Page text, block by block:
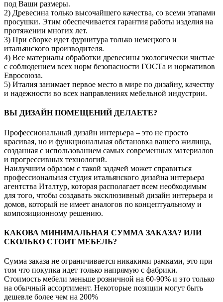
под Ваши размеры.
2) Древесина только высочайшего качества, со всеми этапами
просушки. Этим обеспечивается гарантия работы изделия на
протяжении многих лет.
3) При сборке идет фурнитура только немецкого и
итальянского производителя.
4) Все материалы обработки древесины экологически чистые
с соблюдением всех норм безопасности ГОСТа и нормативов
Евросоюза.
5) Италия занимает первое место в мире по дизайну, качеству
и надежности во всех направлениях мебельной индустрии.
ВЫ ДИЗАЙН ПОМЕЩЕНИЙ ДЕЛАЕТЕ?
Профессиональный дизайн интерьера – это не просто
красивая, но и функциональная обстановка вашего жилища,
созданная с использованием самых современных материалов
и прогрессивных технологий.
Наилучшим образом с такой задачей может справиться
профессиональная студия итальянского дизайна интерьера
агентства Италтур, которая располагает всем необходимым
для того, чтобы создавать эксклюзивный дизайн интерьера и
домов, который не имеет аналогов по концептуальному и
композиционному решению.
КАКОВА МИНИМАЛЬНАЯ СУММА ЗАКАЗА? ИЛИ
СКОЛЬКО СТОИТ МЕБЕЛЬ?
Сумма заказа не ограничивается никакими рамками, это при
том что покупка идет только напрямую с фабрики.
Стоимость мебели меньше розничной на 60-90% и это только
на обычный ассортимент. Некоторые позиции могут быть
дешевле более чем на 200%